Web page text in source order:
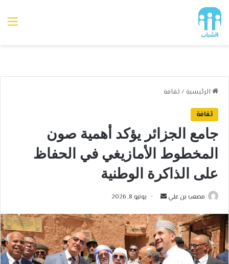
الرئيسية / ثقافة
ثقافة
جامع الجزائر يؤكد أهمية صون
المخطوط الأمازيغي في الحفاظ
على الذاكرة الوطنية
مصعب بن علي
أرسل
إلكترونيا
يونيو 8, 2026